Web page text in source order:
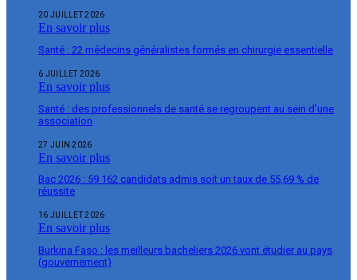
20 JUILLET 2026
En savoir plus
Santé : 22 médecins généralistes formés en chirurgie essentielle
6 JUILLET 2026
En savoir plus
Santé : des professionnels de santé se regroupent au sein d’une
association
27 JUIN 2026
En savoir plus
Bac 2026 : 59 162 candidats admis soit un taux de 55,69 % de
réussite
16 JUILLET 2026
En savoir plus
Burkina Faso : les meilleurs bacheliers 2026 vont étudier au pays
(gouvernement)